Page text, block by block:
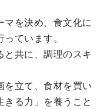
マを決め、食文化に
ています。
と共に、調理のスキ
を立て、食材を買い
きる力」を養うこと